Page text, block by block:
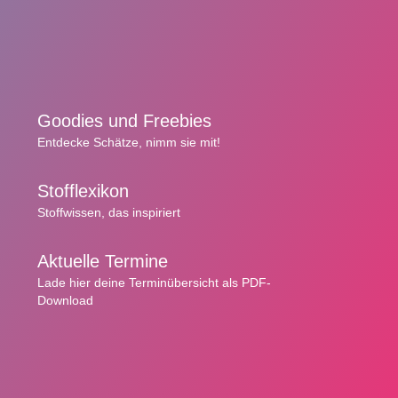
Goodies und Freebies
Entdecke Schätze, nimm sie mit!
Stofflexikon
Stoffwissen,das inspiriert
Aktuelle Termine
Lade hier deineTerminübersichtals PDF-
Download